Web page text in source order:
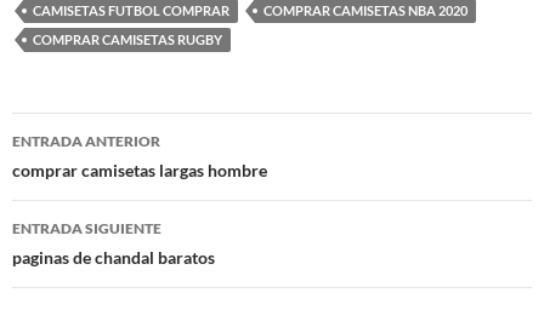
CAMISETAS FUTBOL COMPRAR
COMPRAR CAMISETAS NBA 2020
COMPRAR CAMISETAS RUGBY
Navegación
de
entradas
ENTRADA ANTERIOR
comprar camisetas largas hombre
ENTRADA SIGUIENTE
paginas de chandal baratos